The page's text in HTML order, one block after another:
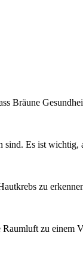
Bräune
Es ist
zu
zu